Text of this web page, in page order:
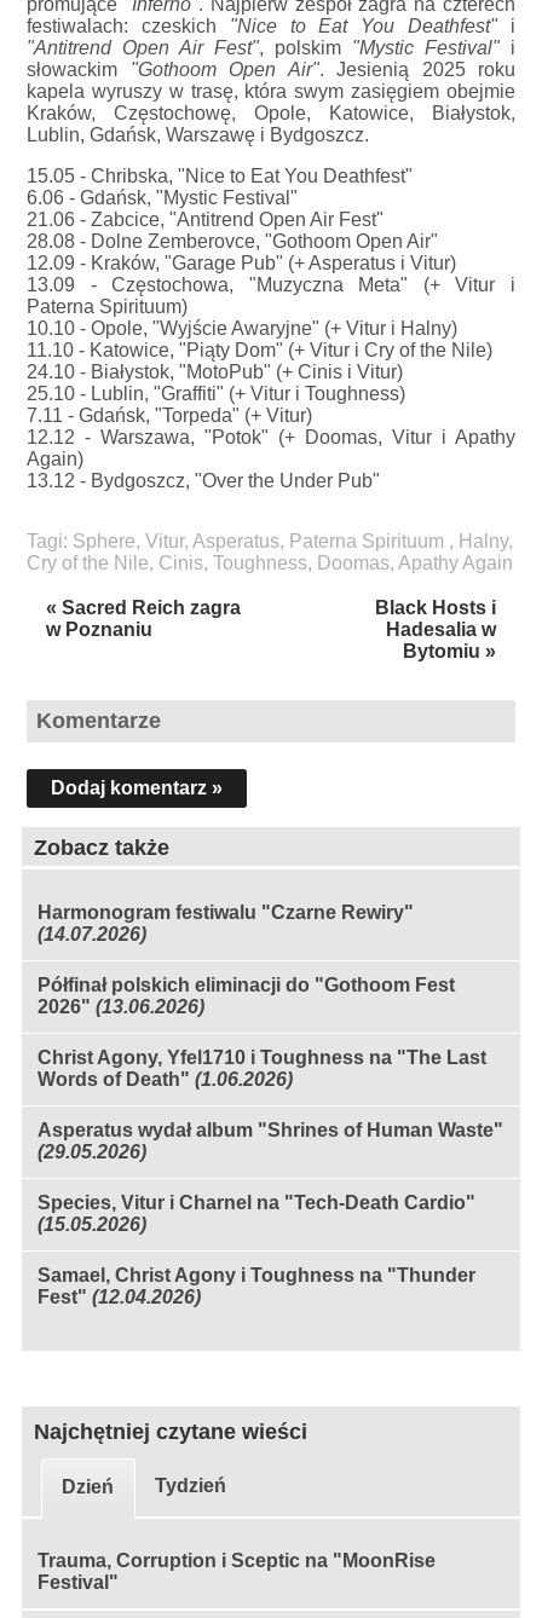
promujące "Inferno". Najpierw zespół zagra na czterech
festiwalach: czeskich "Nice to Eat You Deathfest" i
"Antitrend Open Air Fest", polskim "Mystic Festival" i
słowackim "Gothoom Open Air". Jesienią 2025 roku
kapela wyruszy w trasę, która swym zasięgiem obejmie
Kraków, Częstochowę, Opole, Katowice, Białystok,
Lublin, Gdańsk, Warszawę i Bydgoszcz.
15.05 - Chribska, "Nice to Eat You Deathfest"
6.06 - Gdańsk, "Mystic Festival"
21.06 - Zabcice, "Antitrend Open Air Fest"
28.08 - Dolne Zemberovce, "Gothoom Open Air"
12.09 - Kraków, "Garage Pub" (+ Asperatus i Vitur)
13.09 - Częstochowa, "Muzyczna Meta" (+ Vitur i
Paterna Spirituum)
10.10 - Opole, "Wyjście Awaryjne" (+ Vitur i Halny)
11.10 - Katowice, "Piąty Dom" (+ Vitur i Cry of the Nile)
24.10 - Białystok, "MotoPub" (+ Cinis i Vitur)
25.10 - Lublin, "Graffiti" (+ Vitur i Toughness)
7.11 - Gdańsk, "Torpeda" (+ Vitur)
12.12 - Warszawa, "Potok" (+ Doomas, Vitur i Apathy
Again)
13.12 - Bydgoszcz, "Over the Under Pub"
Tagi: Sphere,Vitur,Asperatus, Paterna Spirituum , Halny,
Cry of the Nile, Cinis, Toughness, Doomas,Apathy Again
« Sacred Reich zagra
w Poznaniu
Black Hosts i
Hadesalia w
Bytomiu »
Komentarze
Dodaj komentarz »
Zobacz także
Harmonogram festiwalu "Czarne Rewiry"
(14.07.2026)
Półfinał polskich eliminacji do "Gothoom Fest
2026" (13.06.2026)
Christ Agony, Yfel1710 i Toughness na "The Last
Words of Death" (1.06.2026)
Asperatus wydał album "Shrines of Human Waste"
(29.05.2026)
Species, Vitur i Charnel na "Tech-Death Cardio"
(15.05.2026)
Samael, Christ Agony i Toughness na "Thunder
Fest" (12.04.2026)
Najchętniej czytane wieści
Dzień Tydzień
Trauma, Corruption i Sceptic na "MoonRise
Festival"